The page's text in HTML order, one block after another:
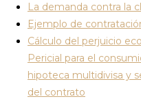
La demanda contra la
Ejemplo de
Cálculo del perjuicio
Pericial para el
hipoteca multidivisa y
del contrato